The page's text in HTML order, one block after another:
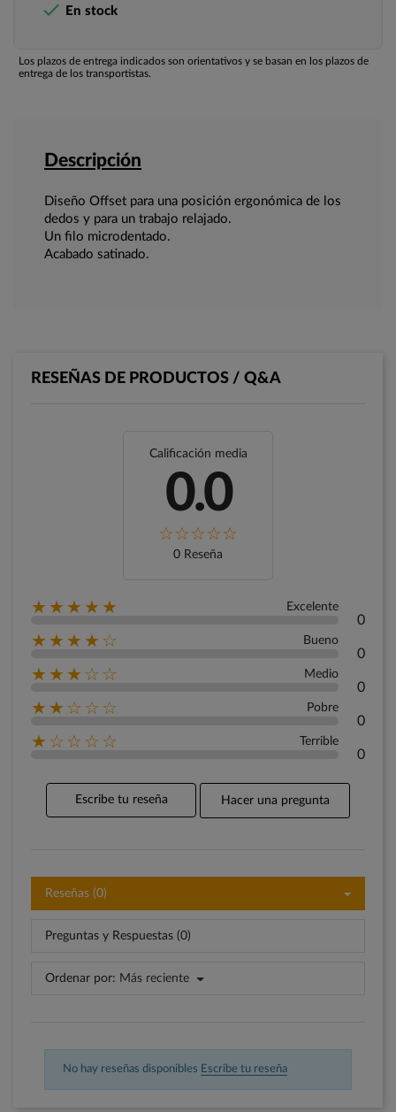
 En stock
Los plazos de entrega indicados son orientativos y se basan en los plazos de
entrega de los transportistas.
Descripción
Diseño Offset para una posición ergonómica de los
dedos y para un trabajo relajado.
Un filo microdentado.
Acabado satinado.
RESEÑAS DE PRODUCTOS / Q&A
Calificación media
0.0
0 Reseña
★★★★★ Excelente
0
★★★★☆ Bueno
0
★★★☆☆ Medio
0
★★☆☆☆ Pobre
0
★☆☆☆☆ Terrible
0
Escribe tu reseña Hacer una pregunta
Reseñas (0)
Preguntas y Respuestas (0)
Ordenar por: Más reciente
No hay reseñas disponibles Escribe tu reseña